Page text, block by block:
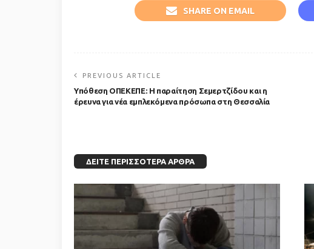
SHARE ON EMAIL
PREVIOUS ARTICLE
Υπόθεση ΟΠΕΚΕΠΕ: Η παραίτηση Σεμερτζίδου και η
έρευνα για νέα εμπλεκόμενα πρόσωπα στη Θεσσαλία
ΔΕΊΤΕ ΠΕΡΙΣΣΌΤΕΡΑ ΆΡΘΡΑ